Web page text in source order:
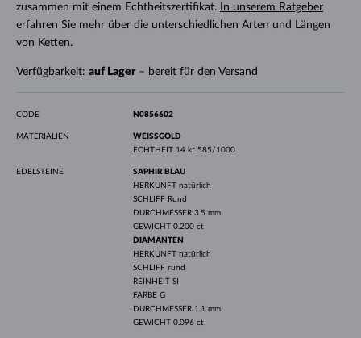
zusammen mit einem Echtheitszertifikat.
In unserem Ratgeber
erfahren Sie mehr über die unterschiedlichen Arten und Längen
von Ketten.
Verfügbarkeit: auf Lager– bereit für den Versand
CODE N0856602
MATERIALIEN
WEISSGOLD
ECHTHEIT 14 kt 585/1000
EDELSTEINE
SAPHIR BLAU
HERKUNFT natürlich
SCHLIFF Rund
DURCHMESSER 3.5 mm
GEWICHT 0.200 ct
DIAMANTEN
HERKUNFT natürlich
SCHLIFF rund
REINHEIT SI
FARBE G
DURCHMESSER 1.1 mm
GEWICHT 0.096 ct